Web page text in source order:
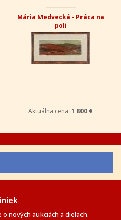
Mária Medvecká - Práca na
poli
Aktuálna cena: 1 800 €
nových aukciách a dielach.